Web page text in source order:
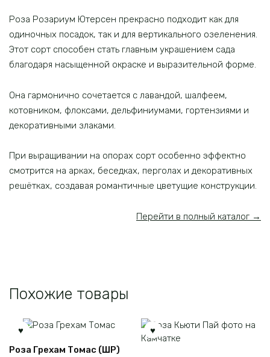
Роза Розариум Ютерсен прекрасно подходит как для
одиночных посадок, так и для вертикального озеленения.
Этот сорт способен стать главным украшением сада
благодаря насыщенной окраске и выразительной форме.
Она гармонично сочетается с лавандой, шалфеем,
котовником, флоксами, дельфиниумами, гортензиями и
декоративными злаками.
При выращивании на опорах сорт особенно эффектно
смотрится на арках, беседках, перголах и декоративных
решётках, создавая романтичные цветущие конструкции.
Перейти в полный каталог →
Похожие товары
Роза Грехам Томас (ШР)